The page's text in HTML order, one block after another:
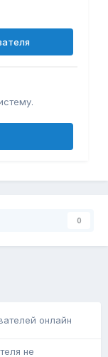
0
онлайн
не